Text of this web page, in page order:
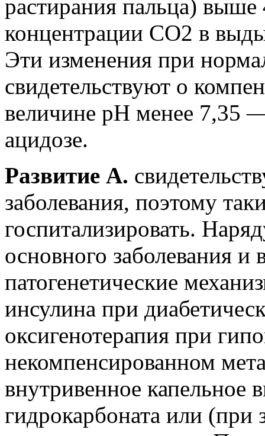
растирания пальца)
концентрации СО2 в
Эти изменения при
свидетельствуют о
величине рН менее 7,35
ацидозе.
Развитие А.
заболевания, поэтому
госпитализировать.
основного заболевания и
патогенетические
инсулина при
оксигенотерапия при
некомпенсированном
внутривенное капельное
гидрокарбоната или (при